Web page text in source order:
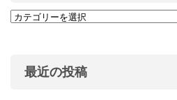
最近の投稿